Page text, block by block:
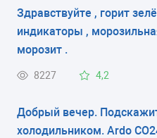
Здравствуйте , горит
индикаторы ,
морозит .
8227 4,2
Добрый вечер.
холодильником. Ardo